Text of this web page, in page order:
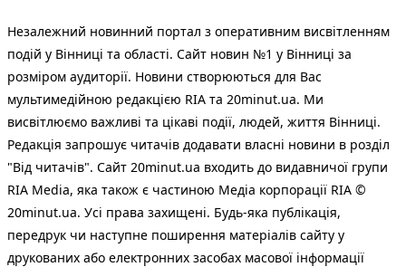
Незалежний новинний портал з оперативним висвітленням
подій у Вінниці та області. Сайт новин №1 у Вінниці за
розміром аудиторії. Новини створюються для Вас
мультимедійною редакцією RIA та 20minut.ua. Ми
висвітлюємо важливі та цікаві події, людей, життя Вінниці.
Редакція запрошує читачів додавати власні новини в розділ
"Від читачів". Сайт 20minut.ua входить до видавничої групи
RIA Media, яка також є частиною Медіа корпорації RIA ©
20minut.ua. Усі права захищені. Будь-яка публiкацiя,
передрук чи наступне поширення матеріалів сайту у
друкованих або електронних засобах масової інформації